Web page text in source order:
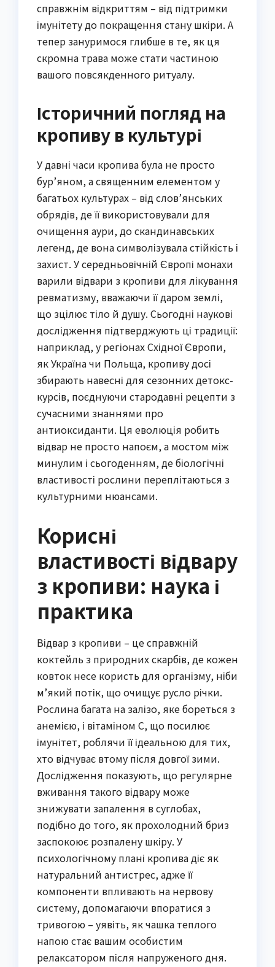
справжнім відкриттям – від підтримки
імунітету до покращення стану шкіри. А
тепер зануримося глибше в те, як ця
скромна трава може стати частиною
вашого повсякденного ритуалу.
Історичний погляд на
кропиву в культурі
У давні часи кропива була не просто
бур’яном, а священним елементом у
багатьох культурах – від слов’янських
обрядів, де її використовували для
очищення аури, до скандинавських
легенд, де вона символізувала стійкість і
захист. У середньовічній Європі монахи
варили відвари з кропиви для лікування
ревматизму, вважаючи її даром землі,
що зцілює тіло й душу. Сьогодні наукові
дослідження підтверджують ці традиції:
наприклад, у регіонах Східної Європи,
як Україна чи Польща, кропиву досі
збирають навесні для сезонних детокс-
курсів, поєднуючи стародавні рецепти з
сучасними знаннями про
антиоксиданти. Ця еволюція робить
відвар не просто напоєм, а мостом між
минулим і сьогоденням, де біологічні
властивості рослини переплітаються з
культурними нюансами.
Корисні
властивості відвару
з кропиви: наука і
практика
Відвар з кропиви – це справжній
коктейль з природних скарбів, де кожен
ковток несе користь для організму, ніби
м’який потік, що очищує русло річки.
Рослина багата на залізо, яке бореться з
анемією, і вітаміном C, що посилює
імунітет, роблячи її ідеальною для тих,
хто відчуває втому після довгої зими.
Дослідження показують, що регулярне
вживання такого відвару може
знижувати запалення в суглобах,
подібно до того, як прохолодний бриз
заспокоює розпалену шкіру. У
психологічному плані кропива діє як
натуральний антистрес, адже її
компоненти впливають на нервову
систему, допомагаючи впоратися з
тривогою – уявіть, як чашка теплого
напою стає вашим особистим
релаксатором після напруженого дня.